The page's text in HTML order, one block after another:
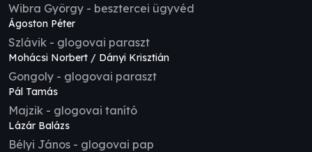
Wibra György - besztercei ügyvéd
Ágoston Péter
Szlávik - glogovai paraszt
Mohácsi Norbert / Dányi Krisztián
Gongoly - glogovai paraszt
Pál Tamás
Majzik - glogovai tanító
Lázár Balázs
Bélyi János - glogovai pap